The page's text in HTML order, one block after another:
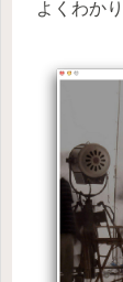
よくわか